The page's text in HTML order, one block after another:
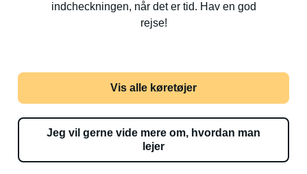
indcheckningen, når det er tid. Hav en god
rejse!
Vis alle køretøjer
Jeg vil gerne vide mere om, hvordan man
lejer